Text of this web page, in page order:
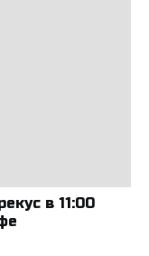
в 11:00